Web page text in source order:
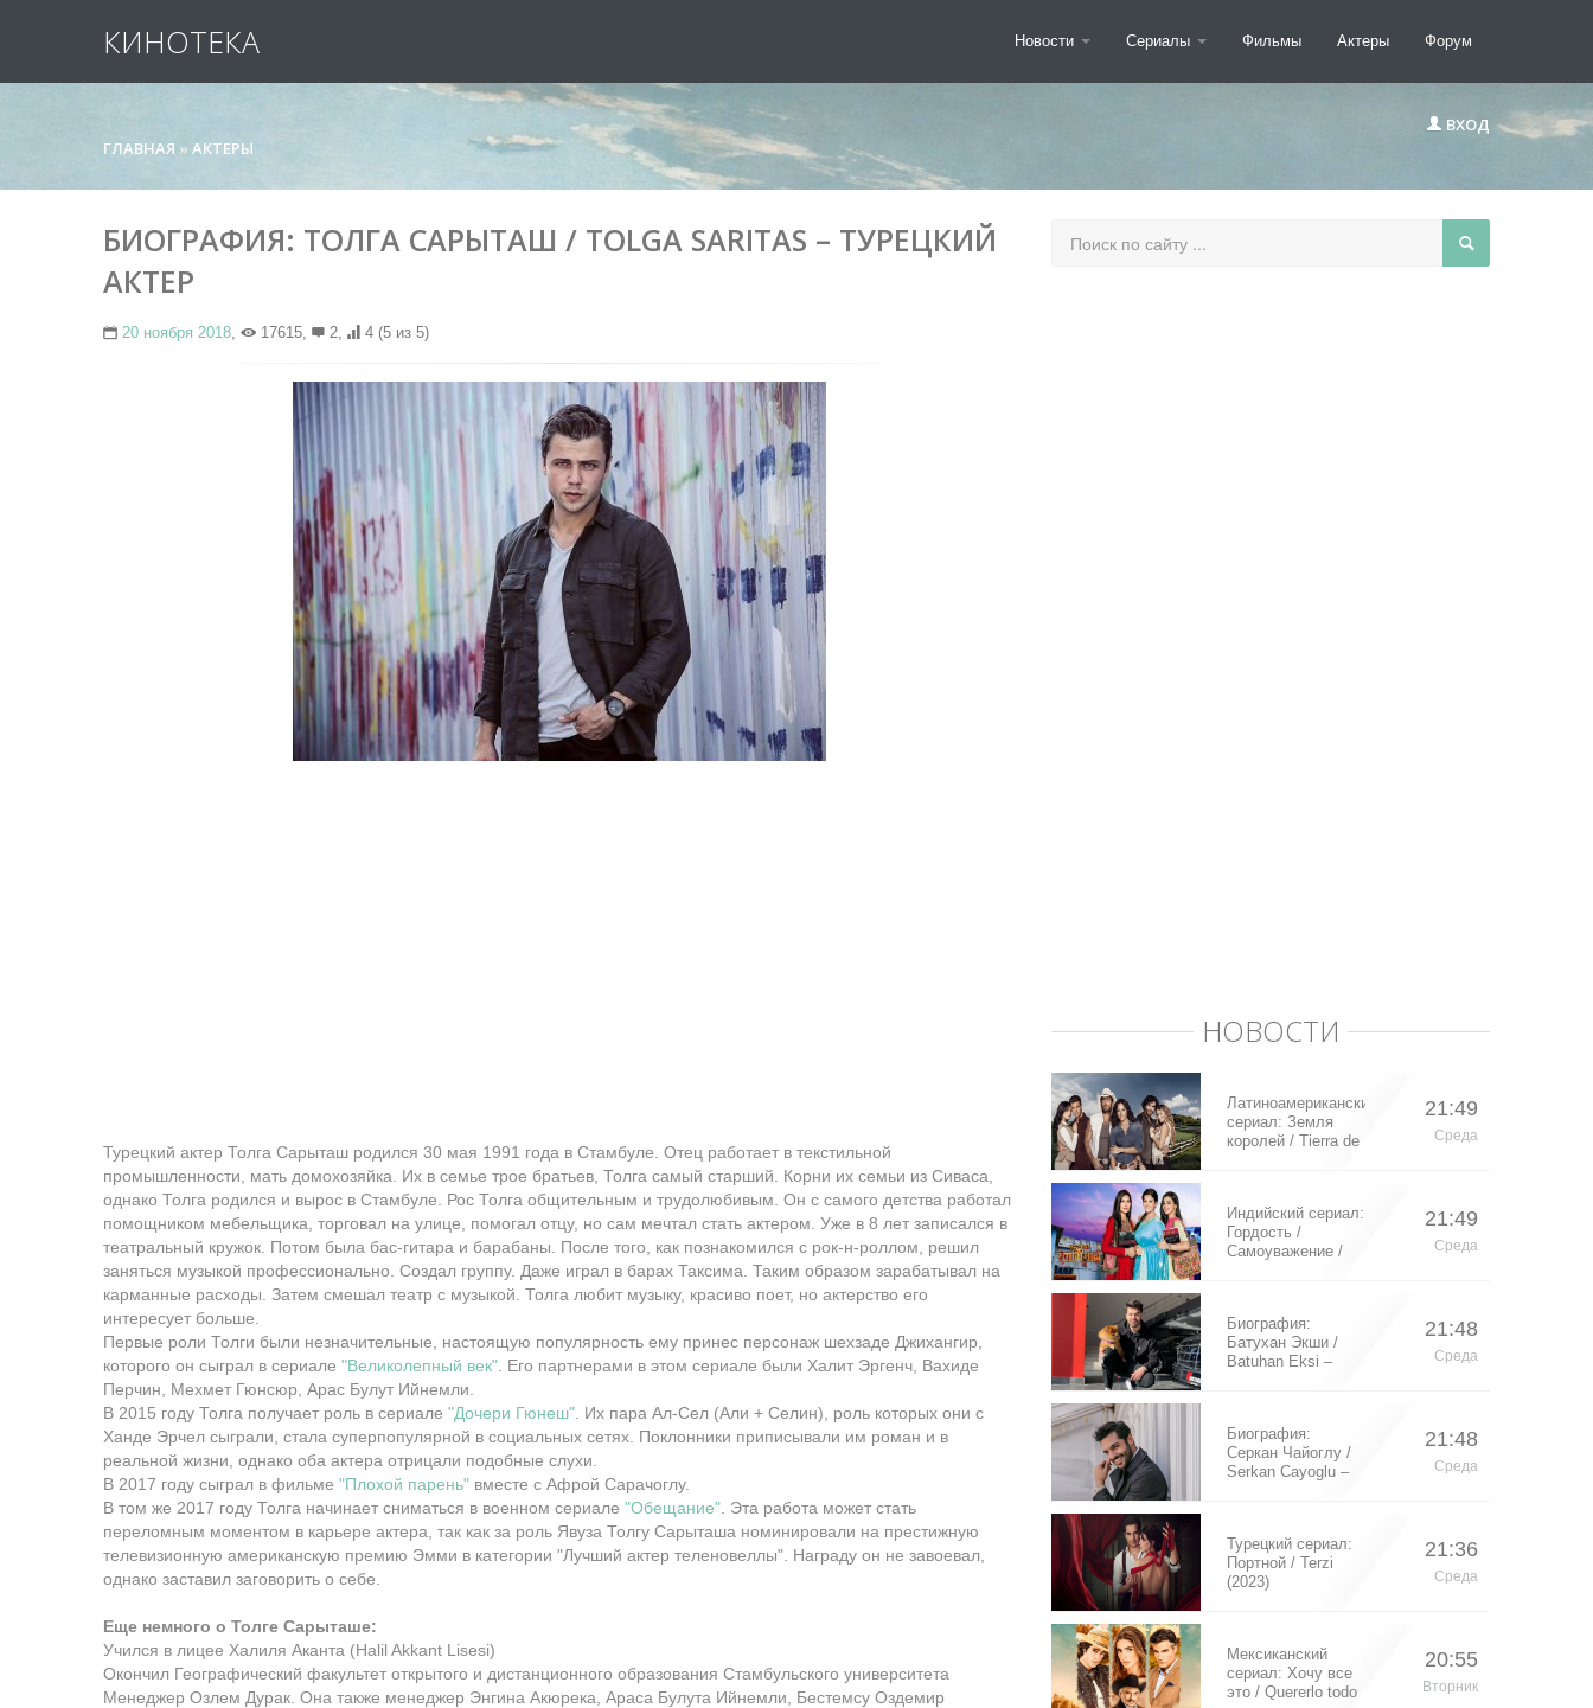
КИНОТЕКА Новости Сериалы Фильмы Актеры Форум
ВХОД
ГЛАВНАЯ » АКТЕРЫ
БИОГРАФИЯ: ТОЛГА САРЫТАШ / TOLGA SARITAS – ТУРЕЦКИЙ
АКТЕР
20 ноября 2018, 17615, 2, 4 (5 из 5)
Турецкий актер Толга Сарыташ родился 30 мая 1991 года в Стамбуле. Отец работает в текстильной
промышленности, мать домохозяйка. Их в семье трое братьев, Толга самый старший. Корни их семьи из Сиваса,
однако Толга родился и вырос в Стамбуле. Рос Толга общительным и трудолюбивым. Он с самого детства работал
помощником мебельщика, торговал на улице, помогал отцу, но сам мечтал стать актером. Уже в 8 лет записался в
театральный кружок. Потом была бас-гитара и барабаны. После того, как познакомился с рок-н-роллом, решил
заняться музыкой профессионально. Создал группу. Даже играл в барах Таксима. Таким образом зарабатывал на
карманные расходы. Затем смешал театр с музыкой. Толга любит музыку, красиво поет, но актерство его
интересует больше.
Первые роли Толги были незначительные, настоящую популярность ему принес персонаж шехзаде Джихангир,
которого он сыграл в сериале "Великолепный век" . Его партнерами в этом сериале были Халит Эргенч, Вахиде
Перчин, Мехмет Гюнсюр, Арас Булут Ийнемли.
В 2015 году Толга получает роль в сериале "Дочери Гюнеш" . Их пара Ал-Сел (Али + Селин), роль которых они с
Ханде Эрчел сыграли, стала суперпопулярной в социальных сетях. Поклонники приписывали им роман и в
реальной жизни, однако оба актера отрицали подобные слухи.
В 2017 году сыграл в фильме "Плохой парень" вместе с Афрой Сарачоглу.
В том же 2017 году Толга начинает сниматься в военном сериале "Обещание" . Эта работа может стать
переломным моментом в карьере актера, так как за роль Явуза Толгу Сарыташа номинировали на престижную
телевизионную американскую премию Эмми в категории "Лучший актер теленовеллы". Награду он не завоевал,
однако заставил заговорить о себе.
Еще немного о Толге Сарыташе:
Учился в лицее Халиля Аканта (Halil Akkant Lisesi)
Окончил Географический факультет открытого и дистанционного образования Стамбульского университета
Менеджер Озлем Дурак. Она также менеджер Энгина Акюрека, Араса Булута Ийнемли, Бестемсу Оздемир
НОВОСТИ
Латиноамериканский
сериал: Земля
королей / Tierra de
21:49
Среда
Индийский сериал:
Гордость /
Самоуважение /
21:49
Среда
Биография:
Батухан Экши /
Batuhan Eksi –
21:48
Среда
Биография:
Серкан Чайоглу /
Serkan Cayoglu –
21:48
Среда
Турецкий сериал:
Портной / Terzi
(2023)
21:36
Среда
Мексиканский
сериал: Хочу все
это / Quererlo todo
20:55
Вторник